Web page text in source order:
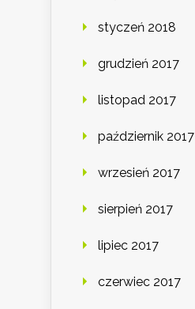
styczeń 2018
grudzień 2017
listopad 2017
październik 2017
wrzesień 2017
sierpień 2017
lipiec 2017
czerwiec 2017